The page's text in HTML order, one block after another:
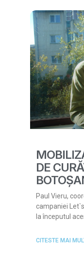
DE
Paul Vieru,
campaniei
la începutul
CITESTE MAI